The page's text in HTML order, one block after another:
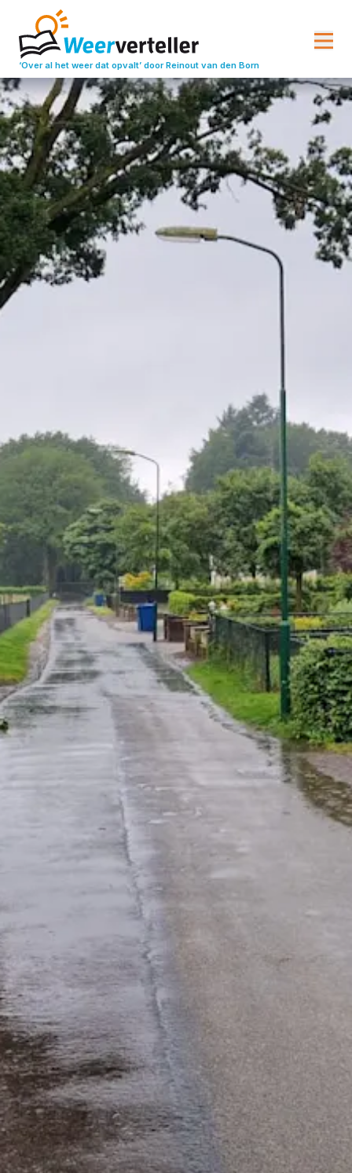
‘Over al het weer dat opvalt’ door Reinout van den Born